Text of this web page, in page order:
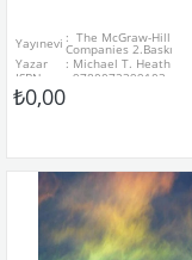
Yayınevi : The McGraw-Hill
Companies 2.Baskı
Yazar
: Michael T. Heath
ISBN
: 9780072399103
₺0,00